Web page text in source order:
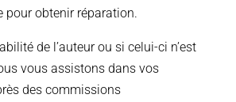
pour obtenir réparation.
de l’auteur ou si celui-ci n’est
vous assistons dans vos
des commissions